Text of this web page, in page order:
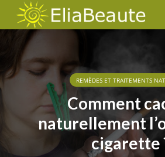
REMÈDES ET TRAITEMENTS
Comment
naturellement
cigarette